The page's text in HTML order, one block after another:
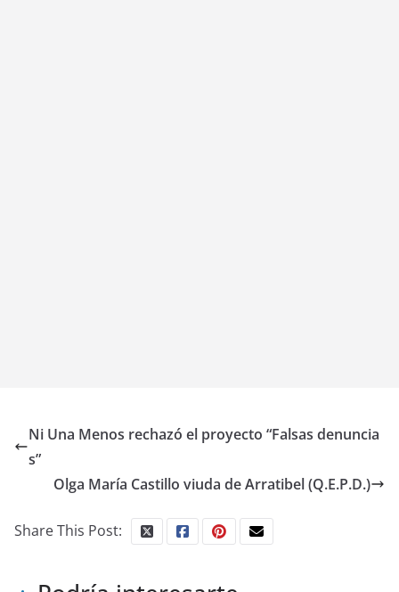
Ni Una Menos rechazó el proyecto “Falsas denuncia
s”
Olga María Castillo viuda de Arratibel (Q.E.P.D.)
Share This Post: